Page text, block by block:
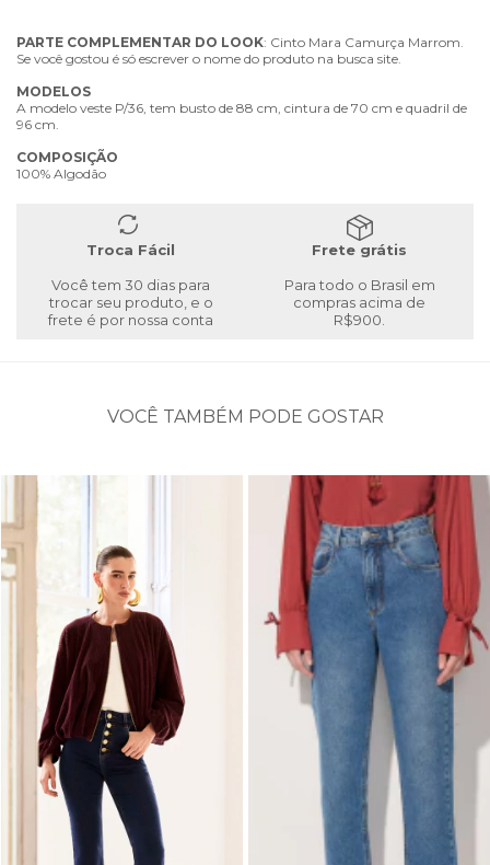
PARTE COMPLEMENTAR DO LOOK: Cinto Mara Camurça Marrom.
Se você gostou é só escrever o nome do produto na busca site.
MODELOS
A modelo veste P/36, tem busto de 88 cm, cintura de 70 cm e quadril de
96 cm.
COMPOSIÇÃO
100% Algodão
Troca Fácil
Você tem 30 dias para
trocar seu produto, e o
frete é por nossa conta
Frete grátis
Para todo o Brasil em
compras acima de
R$900.
VOCÊ TAMBÉM PODE GOSTAR